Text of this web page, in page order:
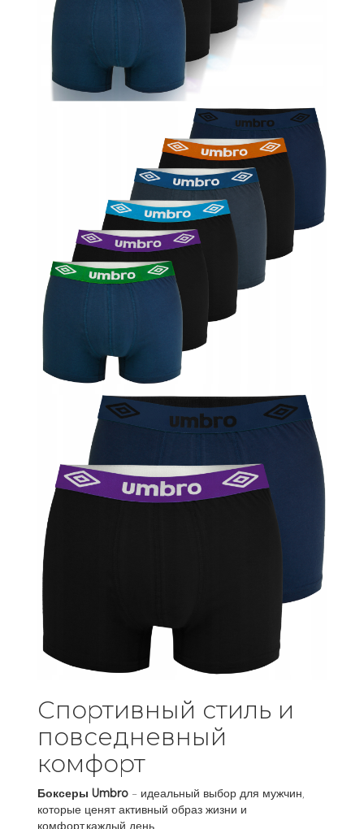
Спортивный стиль и
повседневный
комфорт
Боксеры Umbro – идеальный выбор для мужчин,
которые ценят активный образ жизни и
комфорт.каждый день.